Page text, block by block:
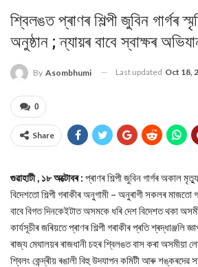
শ্বিলঙত প্ৰাণৰ শিল্পী জুবিন গাৰ্গৰ
অনুষ্ঠান ; ন্যায়ৰ বাবে স্বাক্ষৰ
By Asombhumi Last updated Oct 18,
0
Share
গুৱাহাটী , ১৮ অক্টোবৰ : প্ৰাণৰ শিল্পী জুবিন গাৰ্গৰ অকাল
বিদেশতো শিল্পী গৰাকীৰ অনুগামী – অনুৰাগী সকলৰ মাজতো
বাবে বিগত দিনকেইটাত অসমকে ধৰি দেশ বিদেশত থকা
কাৰ্যসূচীৰ জৰিয়তে প্ৰাণৰ শিল্পী গৰাকীৰ প্ৰতি শ্ৰদ্ধাঞ্জলি
ৰাজ্য মেঘালয়ৰ ৰাজধানী চহৰ শ্বিলঙত বাস কৰা অসমীয়া
শ্বিলং কেন্দ্ৰীয় ৰঙালী বিহু উদযাপন কমিটী আৰু শঙ্কৰদেৱ